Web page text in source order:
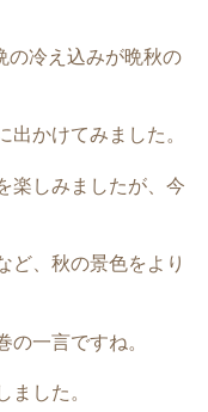
の冷え込みが晩秋の
出かけてみました。
楽しみましたが、今
ど、秋の景色をより
の一言ですね。
ました。